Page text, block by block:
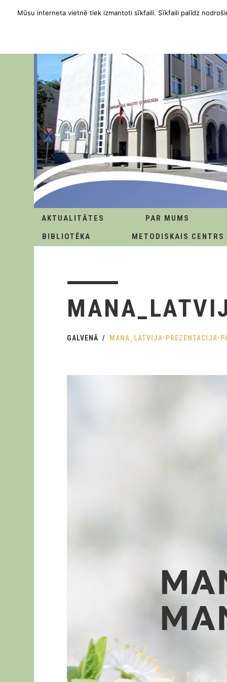
AKTUALITĀTES
PAR MUMS
BIBLIOTĒKA
METODISKAIS CENTRS
GALVENĀ MANA_LATVIJA-PREZENTACIJA-
Mūsu interneta vietnē tiek izmantoti sīkfaili. Sīkfaili palīdz